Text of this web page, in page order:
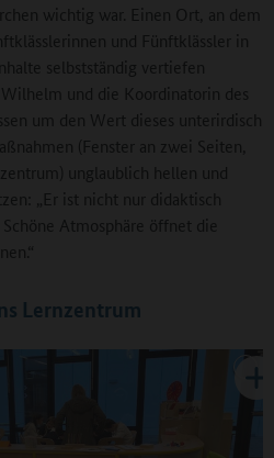
wichtig war. Einen Ort, an dem
und Fünftklässler in
selbstständig vertiefen
und die Koordinatorin des
um den Wert dieses unterirdisch
(Fenster an zwei Seiten,
unglaublich hellen und
„Er ist nicht nur didaktisch
Atmosphäre öffnet die
Lernzentrum